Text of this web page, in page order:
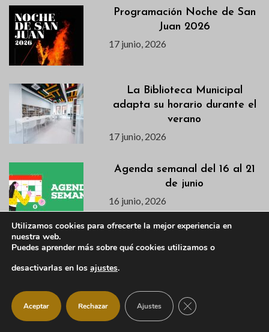
Programación Noche de San
Juan 2026
17 junio, 2026
La Biblioteca Municipal
adapta su horario durante el
verano
17 junio, 2026
Agenda semanal del 16 al 21
de junio
16 junio, 2026
Descubre en este vídeo el
Excavación en el Castillo
Viejo
15 junio, 2026
Utilizamos cookies para ofrecerte la mejor experiencia en
nuestra web.
Puedes aprender más sobre qué cookies utilizamos o
desactivarlas en los ajustes.
Aceptar Rechazar Ajustes CERRAR EL